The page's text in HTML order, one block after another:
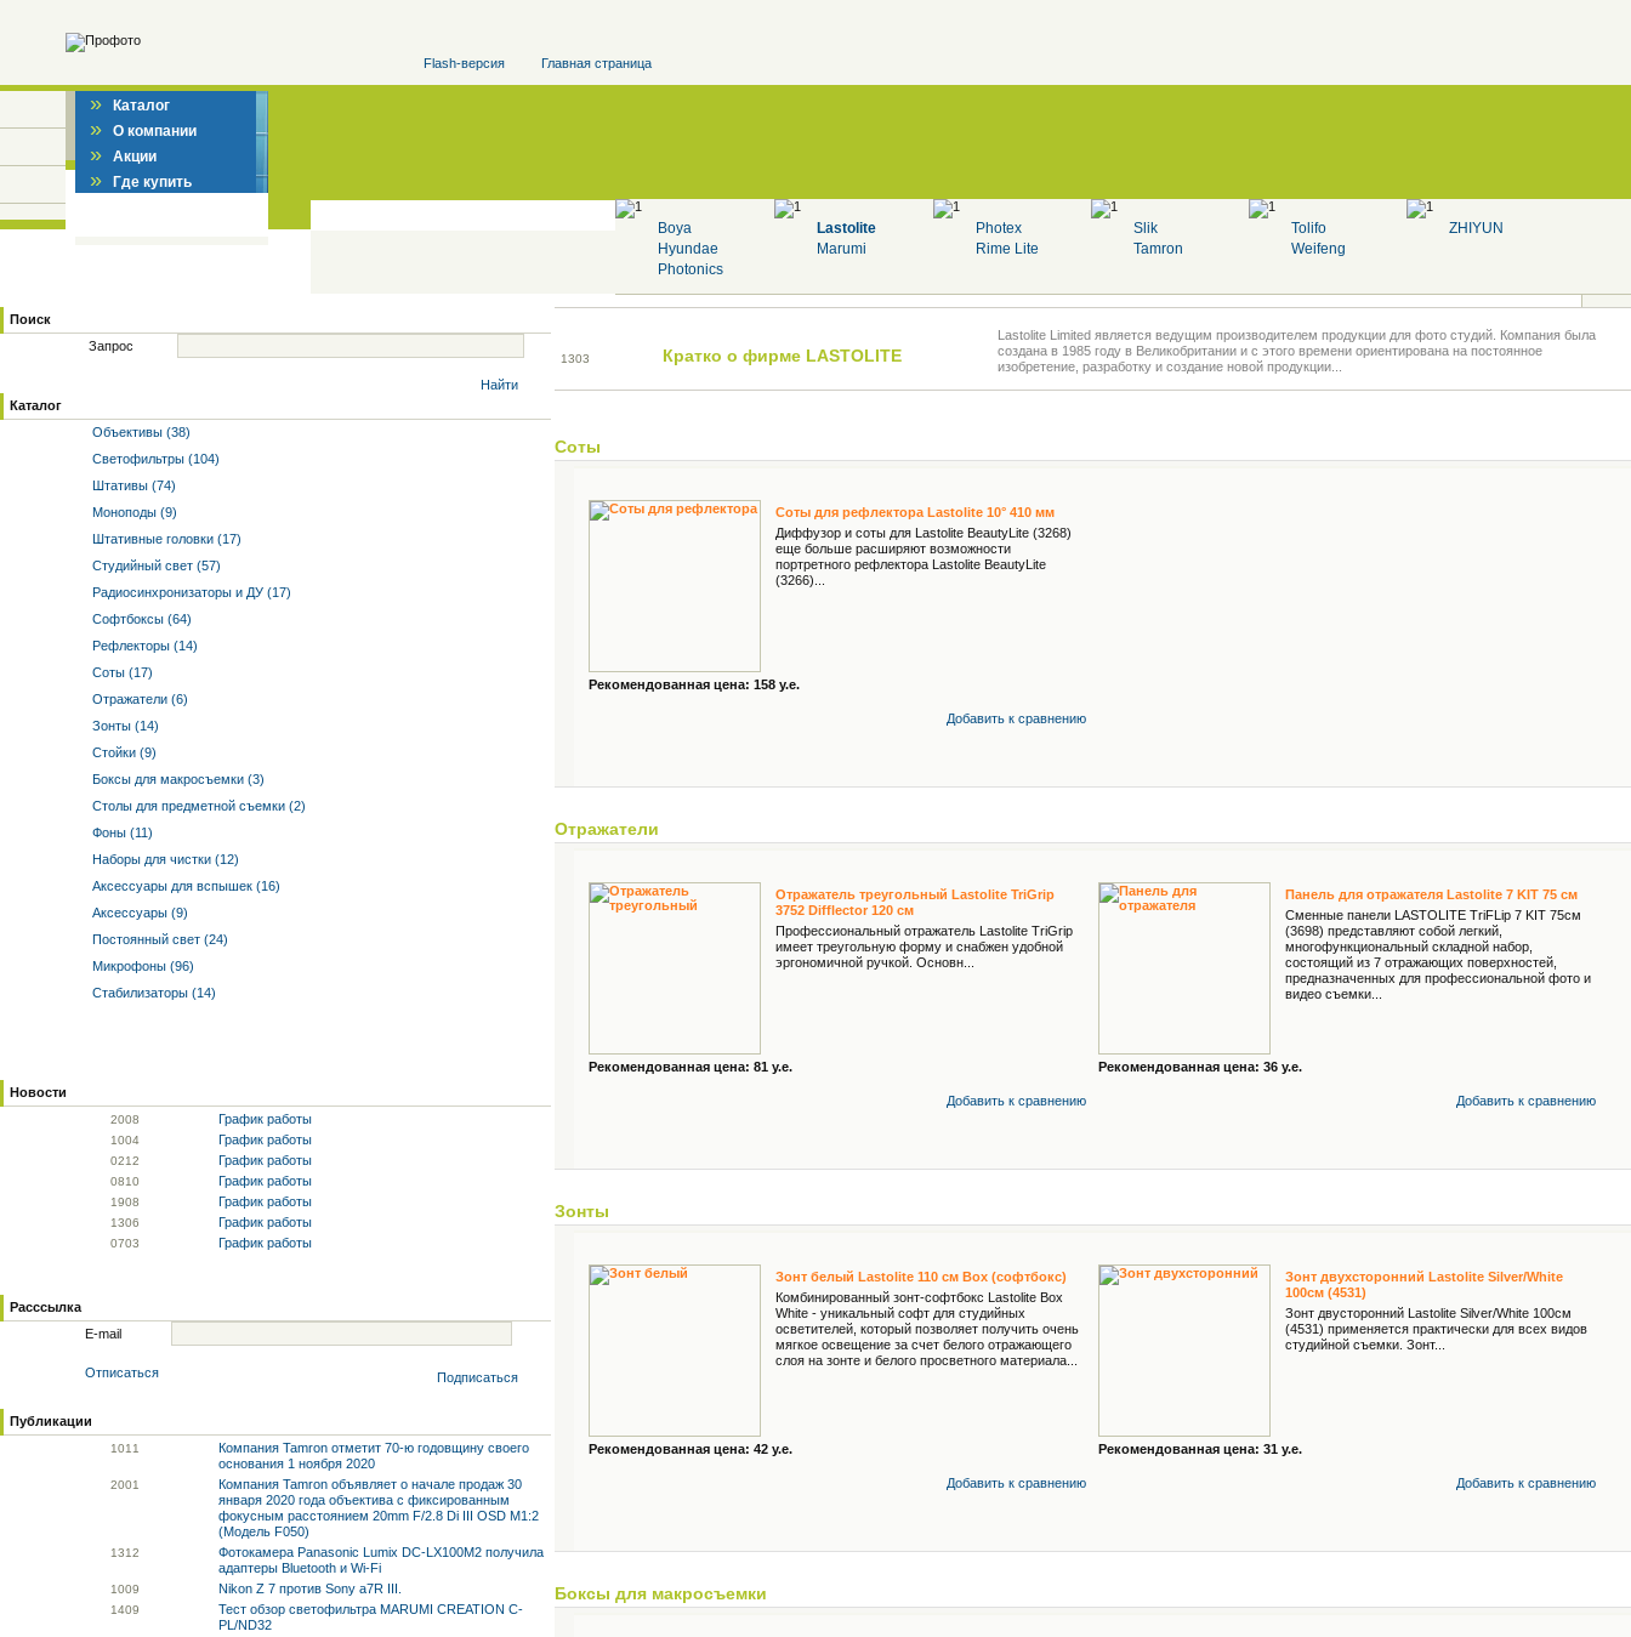
Flash-версия Главная страница
» Каталог
» О компании
» Акции
» Где купить
Boya
Hyundae
Photonics
Lastolite
Marumi
Photex
Rime Lite
Slik
Tamron
Tolifo
Weifeng
ZHIYUN
Поиск
Запрос
Найти
Каталог
Объективы (38)
Светофильтры (104)
Штативы (74)
Моноподы (9)
Штативные головки (17)
Студийный свет (57)
Радиосинхронизаторы и ДУ (17)
Софтбоксы (64)
Рефлекторы (14)
Соты (17)
Отражатели (6)
Зонты (14)
Стойки (9)
Боксы для макросъемки (3)
Столы для предметной съемки (2)
Фоны (11)
Наборы для чистки (12)
Аксессуары для вспышек (16)
Аксессуары (9)
Постоянный свет (24)
Микрофоны (96)
Стабилизаторы (14)
Новости
2008 График работы
1004 График работы
0212 График работы
0810 График работы
1908 График работы
1306 График работы
0703 График работы
Расссылка
E-mail
Отписаться Подписаться
Публикации
1011
Компания Tamron отметит 70-ю годовщину своего
основания 1 ноября 2020
2001
Компания Tamron объявляет о начале продаж 30
января 2020 года объектива с фиксированным
фокусным расстоянием 20mm F/2.8 Di III OSD M1:2
(Модель F050)
1312
Фотокамера Panasonic Lumix DC-LX100M2 получила
адаптеры Bluetooth и Wi-Fi
1009 Nikon Z 7 против Sony a7R III.
1409
Тест обзор светофильтра MARUMI CREATION C-
PL/ND32
1303 Кратко о фирме LASTOLITE
Lastolite Limited является ведущим производителем продукции для фото студий. Компания была
создана в 1985 году в Великобритании и с этого времени ориентирована на постоянное
изобретение, разработку и создание новой продукции...
Соты
Соты для рефлектора Lastolite 10° 410 мм
Диффузор и соты для Lastolite BeautyLite (3268)
еще больше расширяют возможности
портретного рефлектора Lastolite BeautyLite
(3266)...
Рекомендованная цена: 158 у.е.
Добавить к cравнению
Отражатели
Отражатель треугольный Lastolite TriGrip
3752 Difflector 120 см
Профессиональный отражатель Lastolite TriGrip
имеет треугольную форму и снабжен удобной
эргономичной ручкой. Основн...
Рекомендованная цена: 81 у.е.
Добавить к cравнению
Панель для отражателя Lastolite 7 KIT 75 см
Сменные панели LASTOLITE TriFLip 7 KIT 75см
(3698) представляют собой легкий,
многофункциональный складной набор,
состоящий из 7 отражающих поверхностей,
предназначенных для профессиональной фото и
видео съемки...
Рекомендованная цена: 36 у.е.
Добавить к cравнению
Зонты
Зонт белый Lastolite 110 см Box (софтбокс)
Комбинированный зонт-софтбокс Lastolite Box
White - уникальный софт для студийных
осветителей, который позволяет получить очень
мягкое освещение за счет белого отражающего
слоя на зонте и белого просветного материала...
Рекомендованная цена: 42 у.е.
Добавить к cравнению
Зонт двухсторонний Lastolite Silver/White
100см (4531)
Зонт двусторонний Lastolite Silver/White 100см
(4531) применяется практически для всех видов
студийной съемки. Зонт...
Рекомендованная цена: 31 у.е.
Добавить к cравнению
Боксы для макросъемки